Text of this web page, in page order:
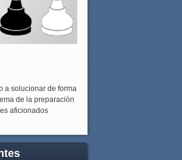
a solucionar de forma
de la preparación
aficionados